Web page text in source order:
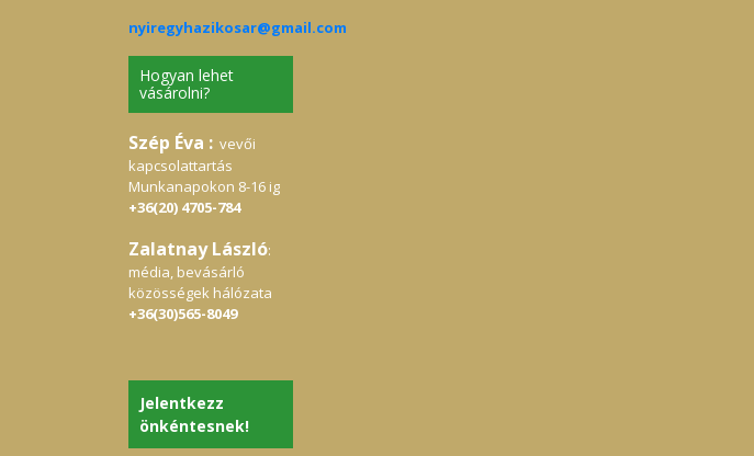
nyiregyhazikosar@gmail.com
Hogyan lehet
vásárolni?
Szép Éva : vevői
kapcsolattartás
Munkanapokon 8-16 ig
+36(20) 4705-784
Zalatnay László:
média, bevásárló
közösségek hálózata
+36(30)565-8049
Jelentkezz
önkéntesnek!